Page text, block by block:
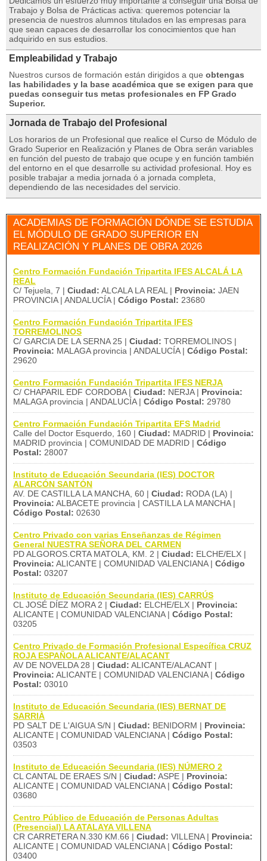
Trabajo y Bolsa de Prácticas activa: queremos potenciar la
presencia de nuestros alumnos titulados en las empresas para
que sean capaces de desarrollar los conocimientos que han
adquirido en sus estudios.
Empleabilidad y Trabajo
Nuestros cursos de formación están dirigidos a que obtengas
las habilidades y la base académica que se exigen para que
puedas conseguir tus metas profesionales en FP Grado
Superior.
Jornada de Trabajo del Profesional
Los horarios de un Profesional que realice el Curso de Módulo de
Grado Superior en Realización y Planes de Obra serán variables
en función del puesto de trabajo que ocupe y en función también
del entorno en el que desarrolle su actividad profesional. Hoy es
posible trabajar a media jornada ó a jornada completa,
dependiendo de las necesidades del servicio.
ACADEMIAS DE FORMACIÓN DÓNDE SE ESTUDIA
EL MÓDULO DE GRADO SUPERIOR EN
REALIZACIÓN Y PLANES DE OBRA 2026
Centro Formación Fundación Tripartita IFES ALCALÁ LA
REAL
C/ Tejuela, 7 | Ciudad: ALCALA LA REAL | Provincia: JAEN
PROVINCIA | ANDALUCÍA | Código Postal: 23680
Centro Formación Fundación Tripartita IFES
TORREMOLINOS
C/ GARCIA DE LA SERNA 25 | Ciudad: TORREMOLINOS |
Provincia: MALAGA provincia | ANDALUCÍA | Código Postal:
29620
Centro Formación Fundación Tripartita IFES NERJA
C/ CHAPARIL EDF CORDOBA | Ciudad: NERJA | Provincia:
MALAGA provincia | ANDALUCÍA | Código Postal: 29780
Centro Formación Fundación Tripartita EFS Madrid
Calle del Doctor Esquerdo, 160 | Ciudad: MADRID | Provincia:
MADRID provincia | COMUNIDAD DE MADRID | Código
Postal: 28007
Instituto de Educación Secundaria (IES) DOCTOR
ALARCÓN SANTÓN
AV. DE CASTILLA LA MANCHA, 60 | Ciudad: RODA (LA) |
Provincia: ALBACETE provincia | CASTILLA LA MANCHA |
Código Postal: 02630
Centro Privado con varias Enseñanzas de Régimen
General NUESTRA SEÑORA DEL CARMEN
PD ALGOROS.CRTA MATOLA, KM. 2 | Ciudad: ELCHE/ELX |
Provincia: ALICANTE | COMUNIDAD VALENCIANA | Código
Postal: 03207
Instituto de Educación Secundaria (IES) CARRÚS
CL JOSÉ DÍEZ MORA 2 | Ciudad: ELCHE/ELX | Provincia:
ALICANTE | COMUNIDAD VALENCIANA | Código Postal:
03205
Centro Privado de Formación Profesional Específica CRUZ
ROJA ESPAÑOLA ALICANTE/ALACANT
AV DE NOVELDA 28 | Ciudad: ALICANTE/ALACANT |
Provincia: ALICANTE | COMUNIDAD VALENCIANA | Código
Postal: 03010
Instituto de Educación Secundaria (IES) BERNAT DE
SARRIÀ
PD SALT DE L'AIGUA S/N | Ciudad: BENIDORM | Provincia:
ALICANTE | COMUNIDAD VALENCIANA | Código Postal:
03503
Instituto de Educación Secundaria (IES) NÚMERO 2
CL CANTAL DE ERAES S/N | Ciudad: ASPE | Provincia:
ALICANTE | COMUNIDAD VALENCIANA | Código Postal:
03680
Centro Público de Educación de Personas Adultas
(Presencial) LA ATALAYA VILLENA
CR CARRETERA N.330 KM.66 | Ciudad: VILLENA | Provincia:
ALICANTE | COMUNIDAD VALENCIANA | Código Postal:
03400